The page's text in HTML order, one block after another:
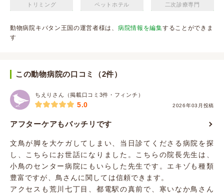
トリミング ペットホテル 二次診療専門
動物病院キバタン王国の運営者様は、 病院情報を編集することができま
す
この動物病院の口コミ（2件）
ちえりさん（掲載口コミ3件・フィンチ）
2026年03月投稿
5.0
アフターケアもバッチリです
文鳥が脚を大ケガしてしまい、当日診てくださる病院を探
し、こちらにお世話になりました。こちらの院長先生は、
小鳥のセンター病院にもいらした先生です。エキゾも種類
豊富ですが、鳥さんに関しては信頼できます。
アクセスも荒川七丁目、都電駅の真前で、寒いなか鳥さん